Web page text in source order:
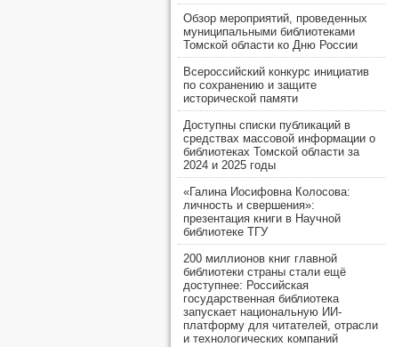
Обзор мероприятий, проведенных
муниципальными библиотеками
Томской области ко Дню России
Всероссийский конкурс инициатив
по сохранению и защите
исторической памяти
Доступны списки публикаций в
средствах массовой информации о
библиотеках Томской области за
2024 и 2025 годы
«Галина Иосифовна Колосова:
личность и свершения»:
презентация книги в Научной
библиотеке ТГУ
200 миллионов книг главной
библиотеки страны стали ещё
доступнее: Российская
государственная библиотека
запускает национальную ИИ-
платформу для читателей, отрасли
и технологических компаний